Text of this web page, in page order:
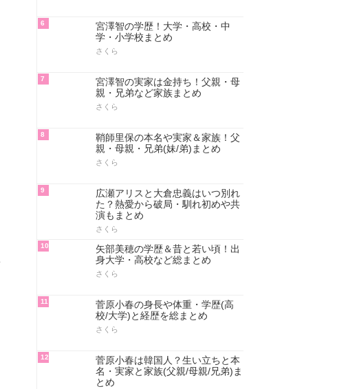
6
宮澤智の学歴！大学・高校・中
学・小学校まとめ
さくら
7
宮澤智の実家は金持ち！父親・母
親・兄弟など家族まとめ
さくら
8
鞘師里保の本名や実家＆家族！父
親・母親・兄弟(妹/弟)まとめ
さくら
9
広瀬アリスと大倉忠義はいつ別れ
た？熱愛から破局・馴れ初めや共
演もまとめ
さくら
10
矢部美穂の学歴＆昔と若い頃！出
身大学・高校など総まとめ
さくら
11
菅原小春の身長や体重・学歴(高
校/大学)と経歴を総まとめ
さくら
12
菅原小春は韓国人？生い立ちと本
名・実家と家族(父親/母親/兄弟)ま
とめ